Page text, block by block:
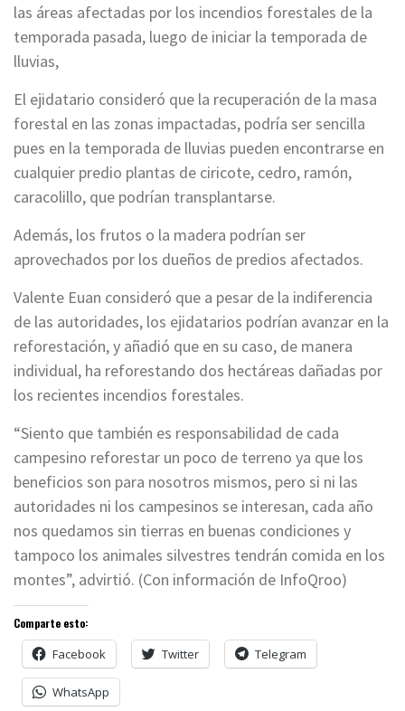
las áreas afectadas por los incendios forestales de la
temporada pasada, luego de iniciar la temporada de
lluvias,
El ejidatario consideró que la recuperación de la masa
forestal en las zonas impactadas, podría ser sencilla
pues en la temporada de lluvias pueden encontrarse en
cualquier predio plantas de ciricote, cedro, ramón,
caracolillo, que podrían transplantarse.
Además, los frutos o la madera podrían ser
aprovechados por los dueños de predios afectados.
Valente Euan consideró que a pesar de la indiferencia
de las autoridades, los ejidatarios podrían avanzar en la
reforestación, y añadió que en su caso, de manera
individual, ha reforestando dos hectáreas dañadas por
los recientes incendios forestales.
“Siento que también es responsabilidad de cada
campesino reforestar un poco de terreno ya que los
beneficios son para nosotros mismos, pero si ni las
autoridades ni los campesinos se interesan, cada año
nos quedamos sin tierras en buenas condiciones y
tampoco los animales silvestres tendrán comida en los
montes”, advirtió. (Con información de InfoQroo)
Comparte esto:
Facebook Twitter Telegram
WhatsApp